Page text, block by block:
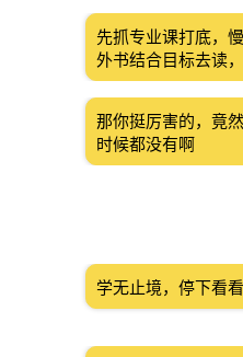
先抓专业课打底，
外书结合目标去读
那你挺厉害的，竟
时候都没有啊
学无止境，停下看